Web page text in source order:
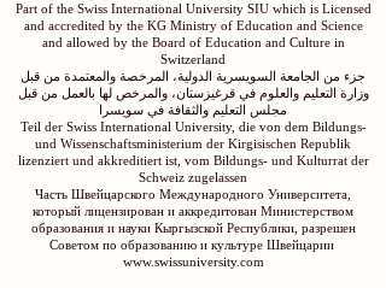
Part of the Swiss International University SIU which is Licensed
and accredited by the KG Ministry of Education and Science
and allowed by the Board of Education and Culture in
Switzerland
جزء من الجامعة السويسرية الدولية، المرخصة والمعتمدة من قبل
وزارة التعليم والعلوم في قرغيزستان، والمرخص لها بالعمل من قبل
مجلس التعليم والثقافة في سويسرا
Teil der Swiss International University, die von dem Bildungs-
und Wissenschaftsministerium der Kirgisischen Republik
lizenziert und akkreditiert ist, vom Bildungs- und Kulturrat der
Schweiz zugelassen
Часть Швейцарского Международного Университета,
который лицензирован и аккредитован Министерством
образования и науки Кыргызской Республики, разрешен
Советом по образованию и культуре Швейцарии
www.swissuniversity.com